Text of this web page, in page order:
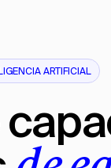
ARTIFICIAL